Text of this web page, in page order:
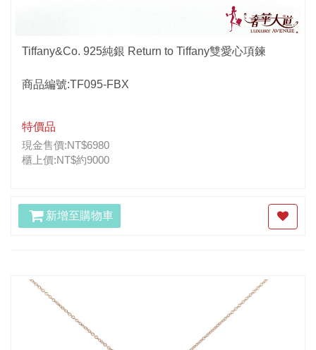
Tiffany&Co. 925純銀 Return to Tiffany雙愛心項鍊
商品編號:TF095-FBX
特價品
現金售價:NT$6980
櫃上價:NT$約9000
新增至購物車